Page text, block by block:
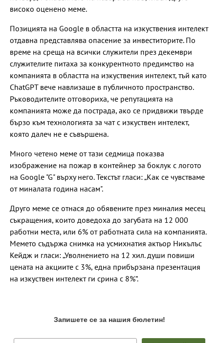
високо оценено меме.
Позицията на Google в областта на изкуствения интелект
отдавна представлява опасение за инвеститорите. По
време на среща на всички служители през декември
служителите питаха за конкурентното предимство на
компанията в областта на изкуствения интелект, тъй като
ChatGPT вече навлизаше в публичното пространство.
Ръководителите отговориха, че репутацията на
компанията може да пострада, ако се придвижи твърде
бързо към технологията за чат с изкуствен интелект,
която далеч не е съвършена.
Много четено меме от тази седмица показва
изображение на пожар в контейнер за боклук с логото
на Google "G" върху него. Текстът гласи: „Как се чувстваме
от миналата година насам".
Друго меме се отнася до обявените през миналия месец
съкращения, които доведоха до загубата на 12 000
работни места, или 6% от работната сила на компанията.
Мемето съдържа снимка на усмихнатия актьор Никълъс
Кейдж и гласи: „Уволнението на 12 хил. души повиши
цената на акциите с 3%, една прибързана презентация
на изкуствен интелект ги срина с 8%“.